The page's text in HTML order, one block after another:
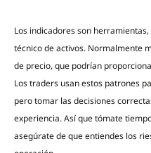
Los indicadores son
técnico de activos. Normalmente
de precio, que podrían
Los traders usan estos patrones
pero tomar las decisiones
experiencia. Así que tómate
asegúrate de que entiendes los